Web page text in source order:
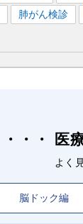
肺がん検診
医
よく
脳ドック編